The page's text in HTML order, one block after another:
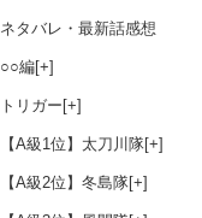
ネタバレ・最新話感想
○○編[+]
トリガー [+]
【A級1位】太刀川隊[+]
【A級2位】冬島隊[+]